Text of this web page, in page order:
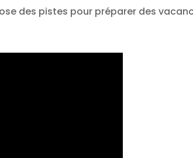
des pistes pour préparer des